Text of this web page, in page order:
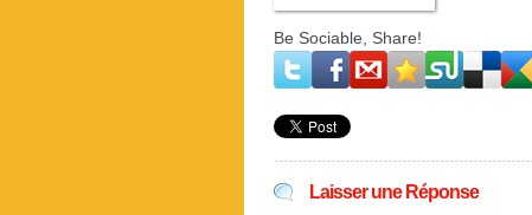
Be Sociable, Share!
Laisser une Réponse